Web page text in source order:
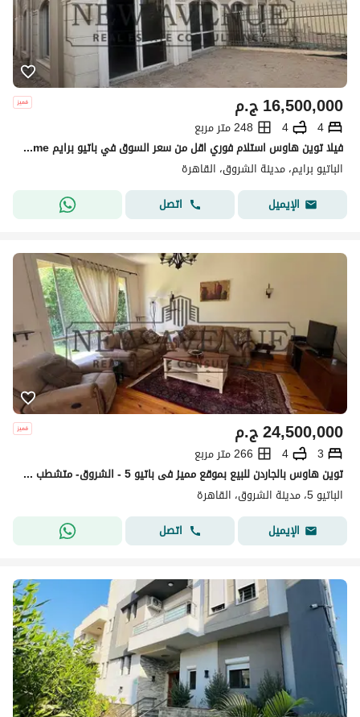
ج.م16,500,000
4
4
248 متر مربع
فيلا توين هاوس استلام فوري اقل من سعر السوق في باتيو برايم Patio Prime الشروق
الباتيو برايم، مدينة الشروق، القاهرة
الإيميل
اتصل
ج.م24,500,000
3
4
266 متر مربع
توين هاوس بالجاردن للبيع بموقع مميز فى باتيو 5 - الشروق- متشطب بالكامل بالتكييفات - El Patio 5
الباتيو 5، مدينة الشروق، القاهرة
الإيميل
اتصل